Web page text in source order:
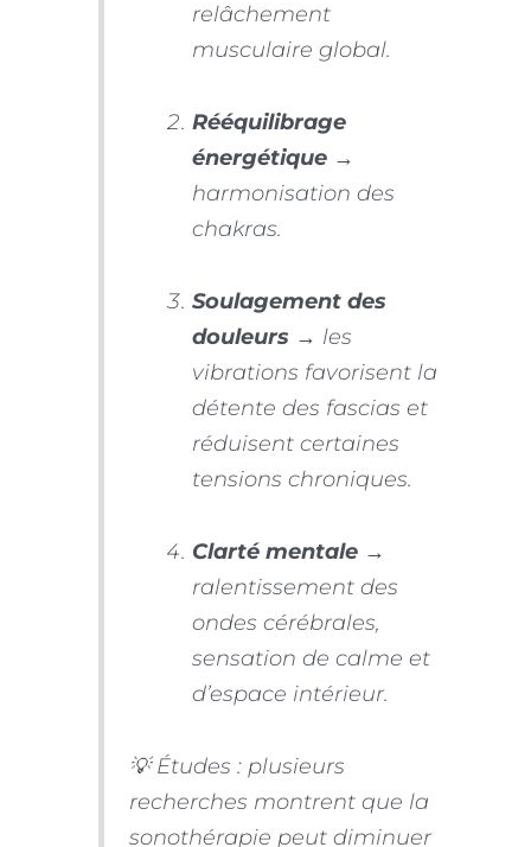
relâchement
musculaire global.
Rééquilibrage
énergétique→
harmonisation des
chakras.
Soulagement des
douleurs→ les
vibrations favorisent la
détente des fascias et
réduisent certaines
tensions chroniques.
Clarté mentale→
ralentissement des
ondes cérébrales,
sensation de calme et
d’espace intérieur.
💡 Études : plusieurs
recherches montrent que la
sonothérapie peut diminuer